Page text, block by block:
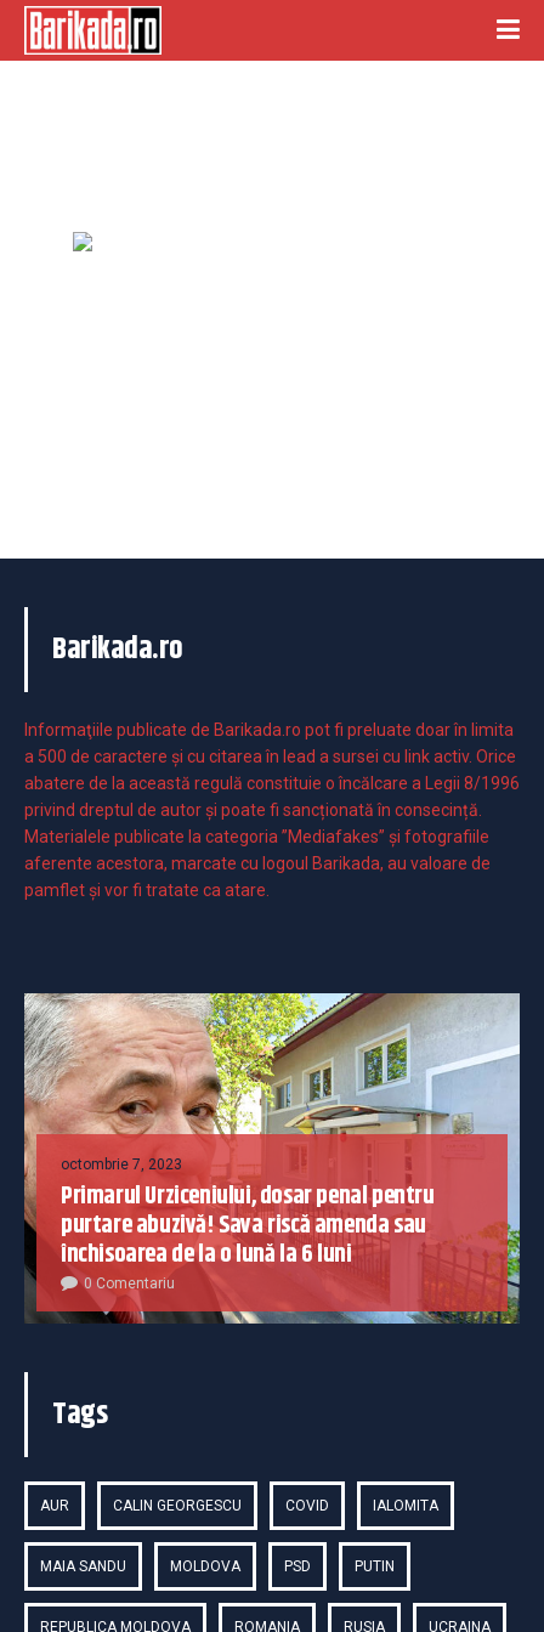
Barikada.ro
Informaţiile publicate de Barikada.ro pot fi preluate doar în limita
a 500 de caractere şi cu citarea în lead a sursei cu link activ. Orice
abatere de la această regulă constituie o încălcare a Legii 8/1996
privind dreptul de autor și poate fi sancționată în consecință.
Materialele publicate la categoria ”Mediafakes” și fotografiile
aferente acestora, marcate cu logoul Barikada, au valoare de
pamflet și vor fi tratate ca atare.
octombrie 7, 2023
Primarul Urziceniului, dosar penal pentru
purtare abuzivă! Sava riscă amenda sau
închisoarea de la o lună la 6 luni
0 Comentariu
Tags
AUR CALIN GEORGESCU COVID IALOMITA
MAIA SANDU MOLDOVA PSD PUTIN
REPUBLICA MOLDOVA ROMANIA RUSIA UCRAINA